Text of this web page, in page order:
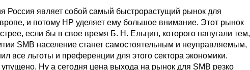
являет собой самый быстрорастущий рынок для
и потому НР уделяет ему большое внимание. Этот рынок
если бы в свое время Б. Н. Ельцин, которого напугали тем,
SMB население станет самостоятельным и неуправляемым,
все льготы и преференции для этого сектора экономики.
Ну а сегодня цена выхода на рынок для SMB резко